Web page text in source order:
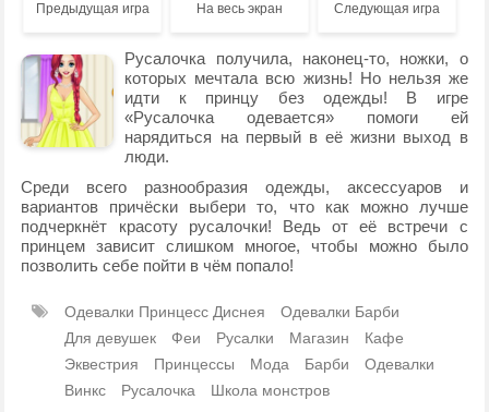
Предыдущая игра На весь экран Следующая игра
Русалочка получила, наконец-то, ножки, о
которых мечтала всю жизнь! Но нельзя же
идти к принцу без одежды! В игре
«Русалочка одевается» помоги ей
нарядиться на первый в её жизни выход в
люди.
Среди всего разнообразия одежды, аксессуаров и
вариантов причёски выбери то, что как можно лучше
подчеркнёт красоту русалочки! Ведь от её встречи с
принцем зависит слишком многое, чтобы можно было
позволить себе пойти в чём попало!
Одевалки Принцесс Диснея
Одевалки Барби
Для девушек
Феи Русалки Магазин
Кафе
Эквестрия
Принцессы Мода Барби
Одевалки
Винкс
Русалочка Школа монстров